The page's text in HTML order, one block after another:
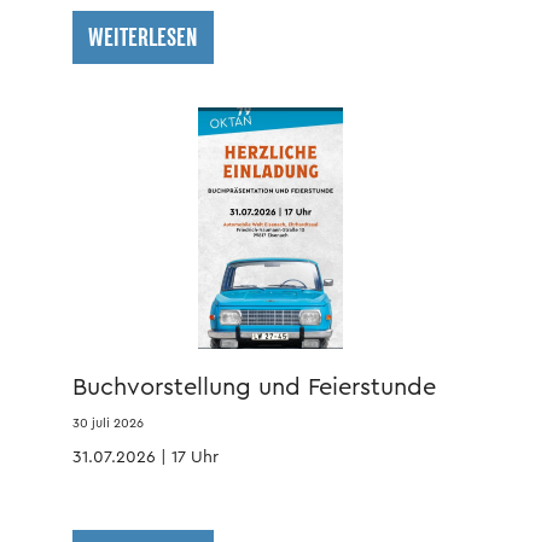
WEITERLESEN
Buchvorstellung und Feierstunde
30 juli 2026
31.07.2026 | 17 Uhr